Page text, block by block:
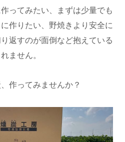
ってみたい、まずは少量でも
作りたい、野焼きより安全に
返すのが面倒など抱えている
ません。
作ってみませんか？